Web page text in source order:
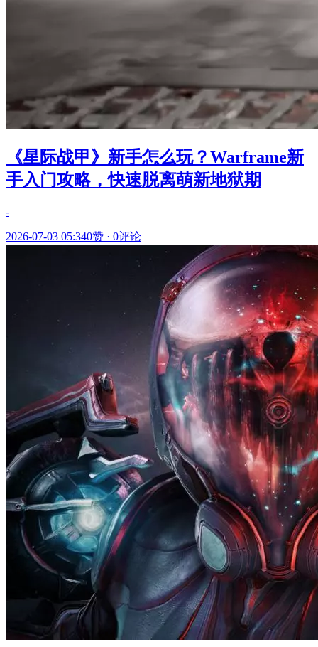
《星际战甲》新手怎么玩？Warframe新
手入门攻略，快速脱离萌新地狱期
-
2026-07-03 05:340赞 · 0评论